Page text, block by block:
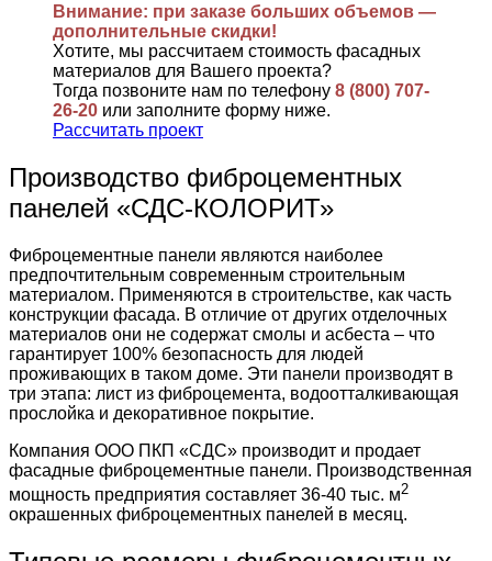
Внимание: при заказе больших объемов —
дополнительные скидки!
Хотите, мы рассчитаем стоимость фасадных
материалов для Вашего проекта?
Тогда позвоните нам по телефону 8 (800) 707-
26-20 или заполните форму ниже.
Рассчитать проект
Производство фиброцементных
панелей «СДС-КОЛОРИТ»
Фиброцементные панели являются наиболее
предпочтительным современным строительным
материалом. Применяются в строительстве, как часть
конструкции фасада. В отличие от других отделочных
материалов они не содержат смолы и асбеста – что
гарантирует 100% безопасность для людей
проживающих в таком доме. Эти панели производят в
три этапа: лист из фиброцемента, водоотталкивающая
прослойка и декоративное покрытие.
Компания ООО ПКП «СДС» производит и продает
фасадные фиброцементные панели. Производственная
мощность предприятия составляет 36-40 тыс. м2
окрашенных фиброцементных панелей в месяц.